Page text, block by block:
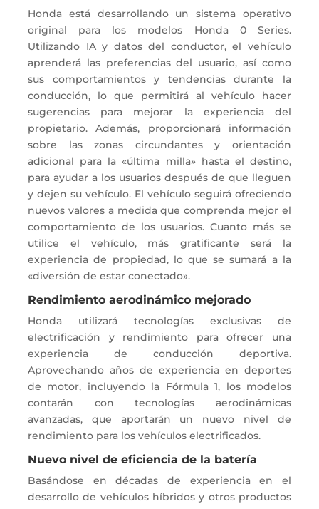
Honda está desarrollando un sistema operativo
original para los modelos Honda 0 Series.
Utilizando IA y datos del conductor, el vehículo
aprenderá las preferencias del usuario, así como
sus comportamientos y tendencias durante la
conducción, lo que permitirá al vehículo hacer
sugerencias para mejorar la experiencia del
propietario. Además, proporcionará información
sobre las zonas circundantes y orientación
adicional para la «última milla» hasta el destino,
para ayudar a los usuarios después de que lleguen
y dejen su vehículo. El vehículo seguirá ofreciendo
nuevos valores a medida que comprenda mejor el
comportamiento de los usuarios. Cuanto más se
utilice el vehículo, más gratificante será la
experiencia de propiedad, lo que se sumará a la
«diversión de estar conectado».
Rendimiento aerodinámico mejorado
Honda utilizará tecnologías exclusivas de
electrificación y rendimiento para ofrecer una
experiencia de conducción deportiva.
Aprovechando años de experiencia en deportes
de motor, incluyendo la Fórmula 1, los modelos
contarán con tecnologías aerodinámicas
avanzadas, que aportarán un nuevo nivel de
rendimiento para los vehículos electrificados.
Nuevo nivel de eficiencia de la batería
Basándose en décadas de experiencia en el
desarrollo de vehículos híbridos y otros productos